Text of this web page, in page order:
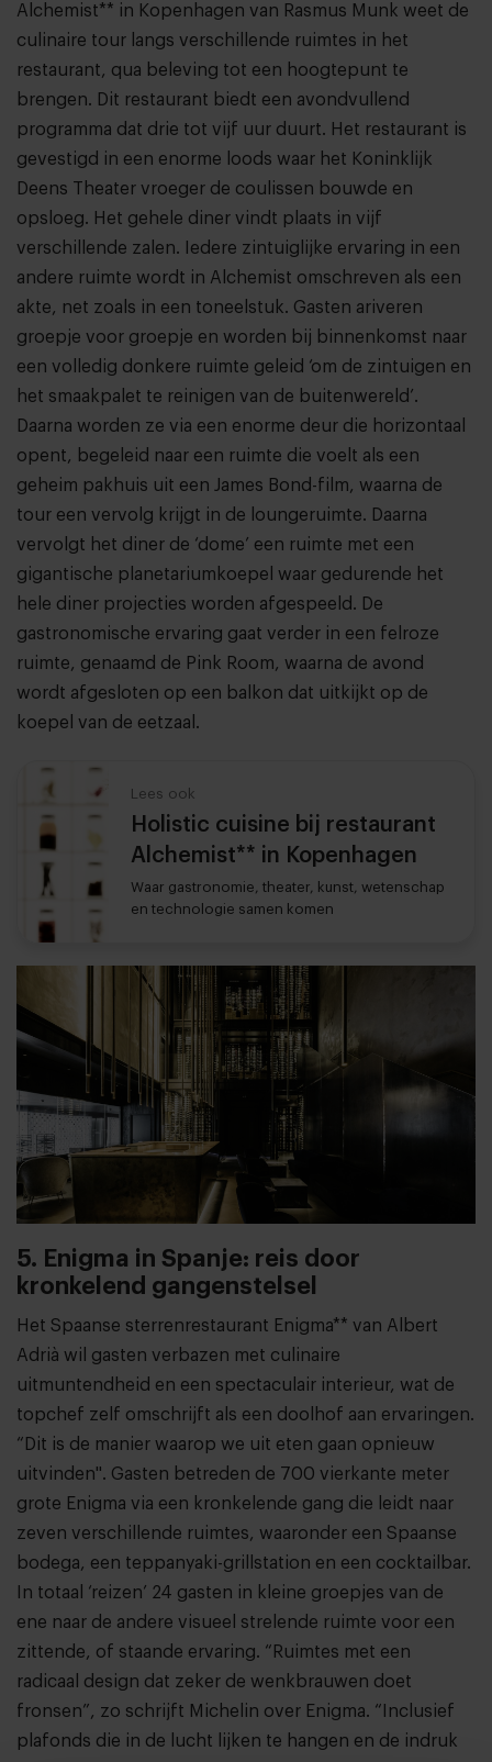
Alchemist** in Kopenhagen van Rasmus Munk weet de
culinaire tour langs verschillende ruimtes in het
restaurant, qua beleving tot een hoogtepunt te
brengen. Dit restaurant biedt een avondvullend
programma dat drie tot vijf uur duurt. Het restaurant is
gevestigd in een enorme loods waar het Koninklijk
Deens Theater vroeger de coulissen bouwde en
opsloeg. Het gehele diner vindt plaats in vijf
verschillende zalen. Iedere zintuiglijke ervaring in een
andere ruimte wordt in Alchemist omschreven als een
akte, net zoals in een toneelstuk. Gasten ariveren
groepje voor groepje en worden bij binnenkomst naar
een volledig donkere ruimte geleid ‘om de zintuigen en
het smaakpalet te reinigen van de buitenwereld’.
Daarna worden ze via een enorme deur die horizontaal
opent, begeleid naar een ruimte die voelt als een
geheim pakhuis uit een James Bond-film, waarna de
tour een vervolg krijgt in de loungeruimte. Daarna
vervolgt het diner de ‘dome’ een ruimte met een
gigantische planetariumkoepel waar gedurende het
hele diner projecties worden afgespeeld. De
gastronomische ervaring gaat verder in een felroze
ruimte, genaamd de Pink Room, waarna de avond
wordt afgesloten op een balkon dat uitkijkt op de
koepel van de eetzaal.
Lees ook
Holistic cuisine bij restaurant
Alchemist** in Kopenhagen
Waar gastronomie, theater, kunst, wetenschap
en technologie samen komen
5. Enigma in Spanje: reis door
kronkelend gangenstelsel
Het Spaanse sterrenrestaurant Enigma** van Albert
Adrià wil gasten verbazen met culinaire
uitmuntendheid en een spectaculair interieur, wat de
topchef zelf omschrijft als een doolhof aan ervaringen.
“Dit is de manier waarop we uit eten gaan opnieuw
uitvinden". Gasten betreden de 700 vierkante meter
grote Enigma via een kronkelende gang die leidt naar
zeven verschillende ruimtes, waaronder een Spaanse
bodega, een teppanyaki-grillstation en een cocktailbar.
In totaal ‘reizen’ 24 gasten in kleine groepjes van de
ene naar de andere visueel strelende ruimte voor een
zittende, of staande ervaring. “Ruimtes met een
radicaal design dat zeker de wenkbrauwen doet
fronsen”, zo schrijft Michelin over Enigma. “Inclusief
plafonds die in de lucht lijken te hangen en de indruk